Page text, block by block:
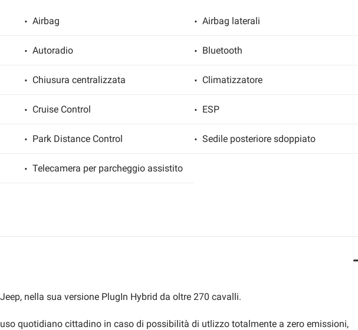
Airbag Airbag laterali
Autoradio Bluetooth
Chiusura centralizzata Climatizzatore
Cruise Control ESP
Park Distance Control Sedile posteriore sdoppiato
Telecamera per parcheggio assistito
nella sua versione PlugIn Hybrid da oltre 270 cavalli.
quotidiano cittadino in caso di possibilità di utlizzo totalmente a zero emissioni,
utente